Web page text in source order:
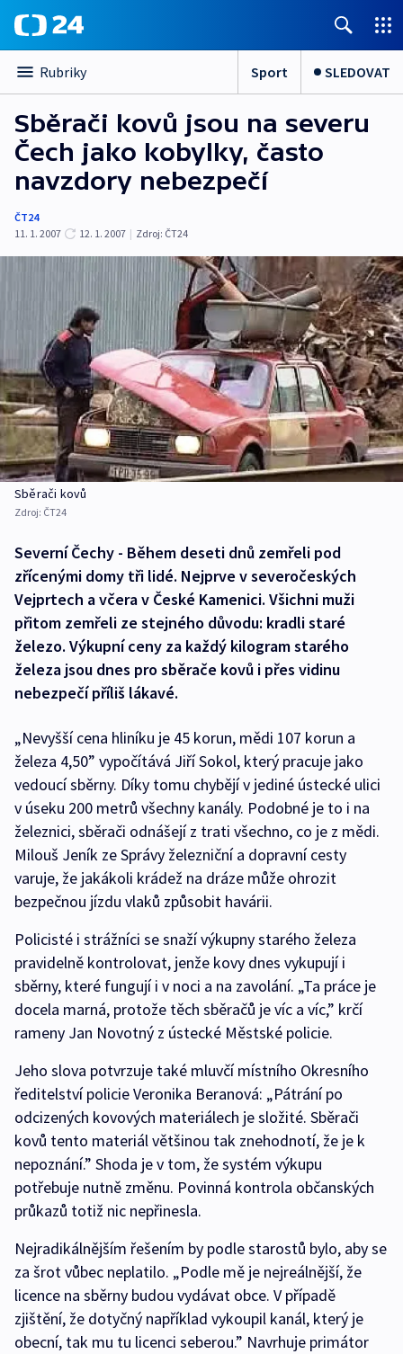
Rubriky Sport SLEDOVAT
Sběrači kovů jsou na severu
Čech jako kobylky, často
navzdory nebezpečí
ČT24
11. 1. 2007
12. 1. 2007 | Zdroj: ČT24
Sběrači kovů
Zdroj: ČT24
Severní Čechy - Během deseti dnů zemřeli pod
zřícenými domy tři lidé. Nejprve v severočeských
Vejprtech a včera v České Kamenici. Všichni muži
přitom zemřeli ze stejného důvodu: kradli staré
železo. Výkupní ceny za každý kilogram starého
železa jsou dnes pro sběrače kovů i přes vidinu
nebezpečí příliš lákavé.
„Nevyšší cena hliníku je 45 korun, mědi 107 korun a
železa 4,50” vypočítává Jiří Sokol, který pracuje jako
vedoucí sběrny. Díky tomu chybějí v jediné ústecké ulici
v úseku 200 metrů všechny kanály. Podobné je to i na
železnici, sběrači odnášejí z trati všechno, co je z mědi.
Milouš Jeník ze Správy železniční a dopravní cesty
varuje, že jakákoli krádež na dráze může ohrozit
bezpečnou jízdu vlaků způsobit havárii.
Policisté i strážníci se snaží výkupny starého železa
pravidelně kontrolovat, jenže kovy dnes vykupují i
sběrny, které fungují i v noci a na zavolání. „Ta práce je
docela marná, protože těch sběračů je víc a víc,” krčí
rameny Jan Novotný z ústecké Městské policie.
Jeho slova potvrzuje také mluvčí místního Okresního
ředitelství policie Veronika Beranová: „Pátrání po
odcizených kovových materiálech je složité. Sběrači
kovů tento materiál většinou tak znehodnotí, že je k
nepoznání.” Shoda je v tom, že systém výkupu
potřebuje nutně změnu. Povinná kontrola občanských
průkazů totiž nic nepřinesla.
Nejradikálnějším řešením by podle starostů bylo, aby se
za šrot vůbec neplatilo. „Podle mě je nejreálnější, že
licence na sběrny budou vydávat obce. V případě
zjištění, že dotyčný například vykoupil kanál, který je
obecní, tak mu tu licenci seberou.” Navrhuje primátor